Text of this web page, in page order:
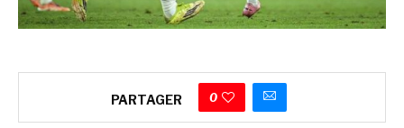
PARTAGER 0